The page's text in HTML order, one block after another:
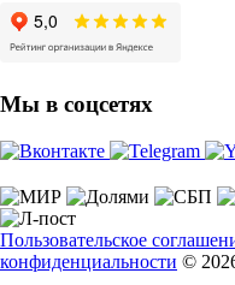
Мы в соцсетях
Пользовательское
конфиденциальности ©